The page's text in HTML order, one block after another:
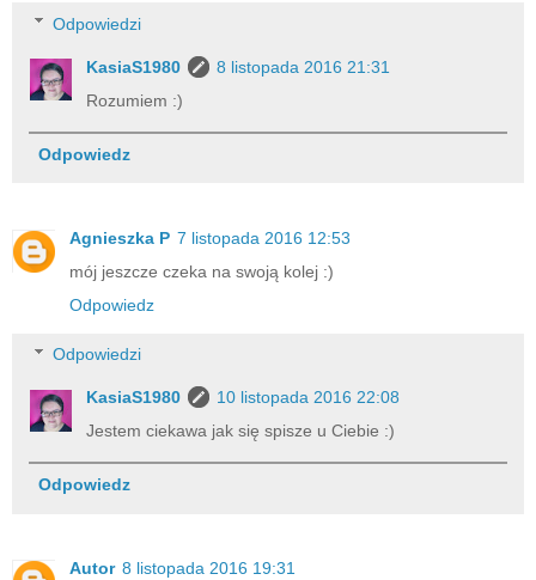
Odpowiedzi
KasiaS1980
8 listopada 2016 21:31
Rozumiem :)
Odpowiedz
Agnieszka P 7 listopada 2016 12:53
mój jeszcze czeka na swoją kolej :)
Odpowiedz
Odpowiedzi
KasiaS1980
10 listopada 2016 22:08
Jestem ciekawa jak się spisze u Ciebie :)
Odpowiedz
Autor 8 listopada 2016 19:31